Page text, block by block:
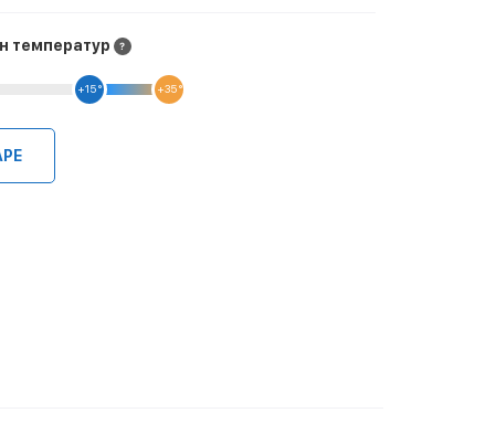
температур
+15 ° +35 °